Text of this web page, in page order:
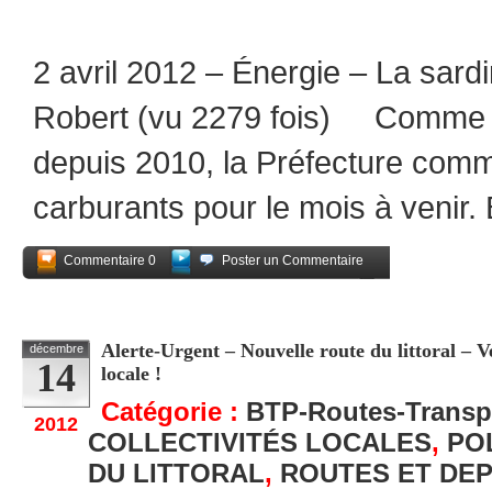
2 avril 2012 – Énergie – La
Robert (vu 2279 fois) Comme
depuis 2010, la Préfecture
carburants pour le mois à venir.
Commentaire 0
Poster un Commentaire
décembre
14
2012
Alerte-Urgent – Nouvelle route du littoral –
locale !
Catégorie : BTP-Routes-
COLLECTIVITÉS LOCALES,
DU LITTORAL, ROUTES ET